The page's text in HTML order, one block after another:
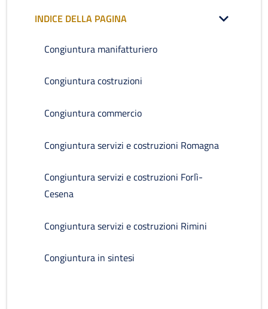
INDICE DELLA PAGINA
Congiuntura manifatturiero
Congiuntura costruzioni
Congiuntura commercio
Congiuntura servizi e costruzioni Romagna
Congiuntura servizi e costruzioni Forlì-
Cesena
Congiuntura servizi e costruzioni Rimini
Congiuntura in sintesi